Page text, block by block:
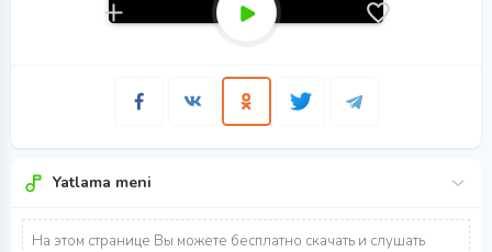
Yatlama meni
На этом странице Вы можете бесплатно скачать и слушать